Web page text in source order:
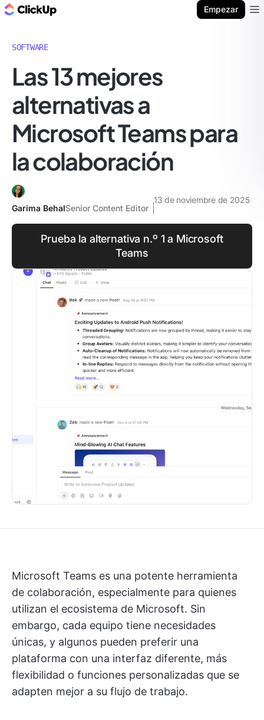
Empezar
SOFTWARE
Las 13 mejores
alternativas a
Microsoft Teams para
la colaboración
Garima BehalSenior Content Editor
13 de noviembre de 2025
Prueba la alternativa n.º 1 a Microsoft
Teams
Microsoft Teams es una potente herramienta
de colaboración, especialmente para quienes
utilizan el ecosistema de Microsoft. Sin
embargo, cada equipo tiene necesidades
únicas, y algunos pueden preferir una
plataforma con una interfaz diferente, más
flexibilidad o funciones personalizadas que se
adapten mejor a su flujo de trabajo.